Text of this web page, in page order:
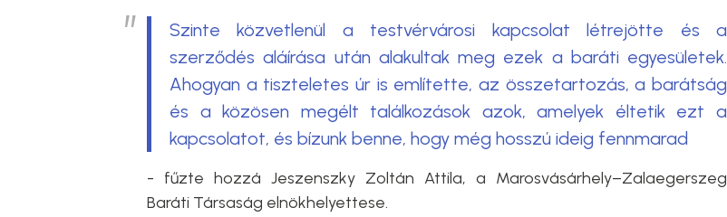
Szinte közvetlenül a testvérvárosi kapcsolat létrejötte és a
szerződés aláírása után alakultak meg ezek a baráti egyesületek.
Ahogyan a tiszteletes úr is említette, az összetartozás, a barátság
és a közösen megélt találkozások azok, amelyek éltetik ezt a
kapcsolatot, és bízunk benne, hogy még hosszú ideig fennmarad
- fűzte hozzá Jeszenszky Zoltán Attila, a Marosvásárhely–Zalaegerszeg
Baráti Társaság elnökhelyettese.